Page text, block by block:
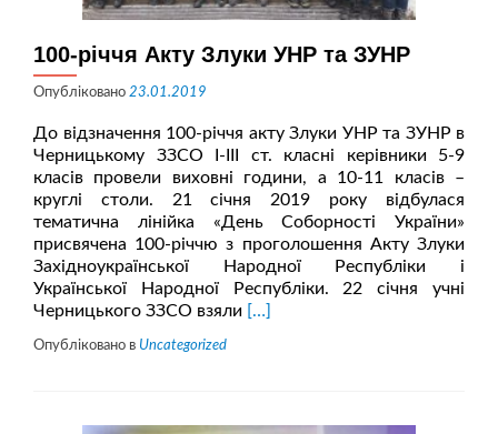
100-річчя Акту Злуки УНР та ЗУНР
Опубліковано 23.01.2019
До відзначення 100-річчя акту Злуки УНР та ЗУНР в
Черницькому ЗЗСО І-ІІІ ст. класні керівники 5-9
класів провели виховні години, а 10-11 класів –
круглі столи. 21 січня 2019 року відбулася
тематична лінійка «День Соборності України»
присвячена 100-річчю з проголошення Акту Злуки
Західноукраїнської Народної Республіки і
Української Народної Республіки. 22 січня учні
Черницького ЗЗСО взяли Читати
[…]
Опубліковано в Uncategorized